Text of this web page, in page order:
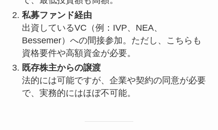
私募ファンド経由
出資しているVC（例：IVP、NEA、
Bessemer）への間接参加。ただし、こちらも
資格要件や高額資金が必要。
既存株主からの譲渡
法的には可能ですが、企業や契約の同意が必要
で、実務的にはほぼ不可能。